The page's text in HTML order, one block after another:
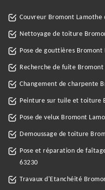
Couvreur Bromont Lamothe
Nettoyage de toiture
Pose de gouttières Bromont
Recherche de fuite
Changement de charpente
Peinture sur tuile et toiture
Pose de velux Bromont
Demoussage de toiture
Pose et réparation de
63230
Travaux d'Etanchéité